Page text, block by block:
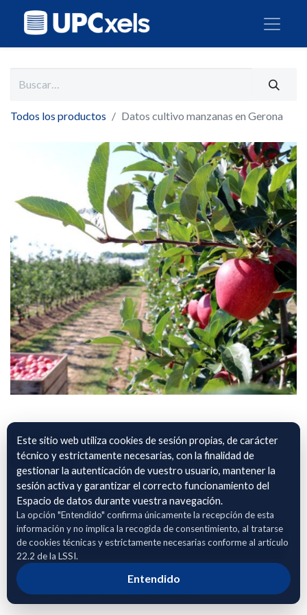
Todos los productos Datos cultivo manzanas en Gerona
Datos cultivo manzanas en
Gerona
Datos agronomicos sobre el cultivo y manejo del cultivo de
manzanas en la provincia de Gerona
Adhierete para solicitar acceso
Compartir enlace público del dataset
Este sitio web utiliza cookies de sesión propias, de carácter
técnico y estrictamente necesarias, con la finalidad de
gestionar la autenticación de vuestro usuario, mantener la
sesión activa y garantizar el correcto funcionamiento del
Espacio de datos durante vuestra navegación.
La opción "Entendido" confirma únicamente la recepción de esta
información y no implica la recogida de consentimiento, al tratarse
de cookies técnicas y estrictamente necesarias conforme al artículo
22.2 de la LSSI.
Entendido